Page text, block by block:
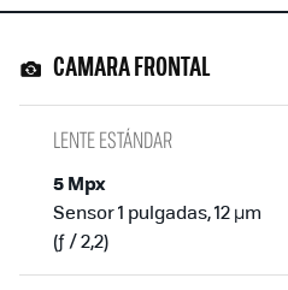
CAMARA FRONTAL
LENTE ESTÁNDAR
5 Mpx
Sensor 1 pulgadas, 12 µm
(ƒ / 2,2)